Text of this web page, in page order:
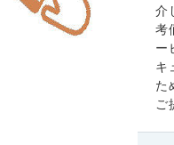
介
考
ー
キ
た
ご